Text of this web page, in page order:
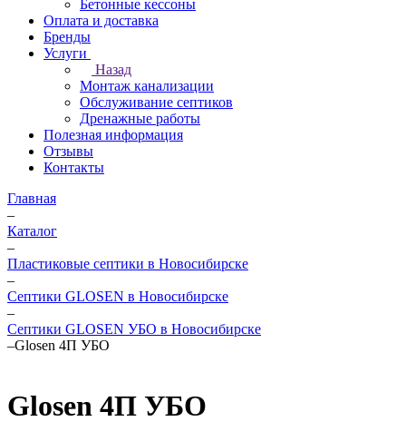
Бетонные кессоны
Оплата и доставка
Бренды
Услуги
Назад
Монтаж канализации
Обслуживание септиков
Дренажные работы
Полезная информация
Отзывы
Контакты
Главная
–
Каталог
–
Пластиковые септики в Новосибирске
–
Септики GLOSEN в Новосибирске
–
Септики GLOSEN УБО в Новосибирске
–Glosen 4П УБО
Glosen 4П УБО